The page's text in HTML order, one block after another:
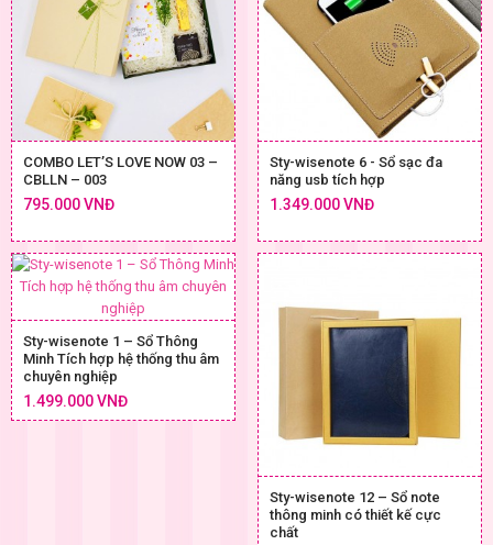
COMBO LET’S LOVE NOW 03 –
CBLLN – 003
795.000 VNĐ
Sty-wisenote 6 - Sổ sạc đa
năng usb tích hợp
1.349.000 VNĐ
Sty-wisenote 1 – Sổ Thông
Minh Tích hợp hệ thống thu âm
chuyên nghiệp
1.499.000 VNĐ
Sty-wisenote 12 – Sổ note
thông minh có thiết kế cực
chất